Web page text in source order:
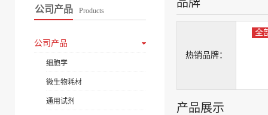
公司产品 Products
公司产品
细胞学
微生物耗材
通用试剂
热销品牌：
全
产品展示